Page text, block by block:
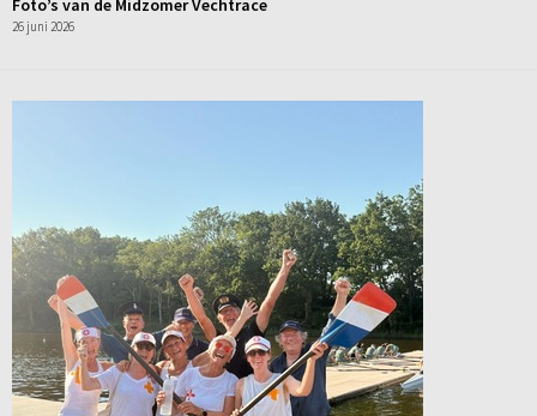
Foto’s van de Midzomer Vechtrace
26 juni 2026